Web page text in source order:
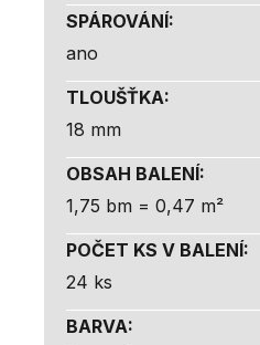
SPÁROVÁNÍ:
ano
TLOUŠŤKA:
18 mm
OBSAH BALENÍ:
1,75 bm = 0,47 m²
POČET KS V BALENÍ:
24 ks
BARVA: